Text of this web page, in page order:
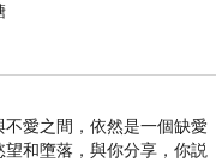
愛之間，依然是一個缺愛
和墮落，與你分享，你説